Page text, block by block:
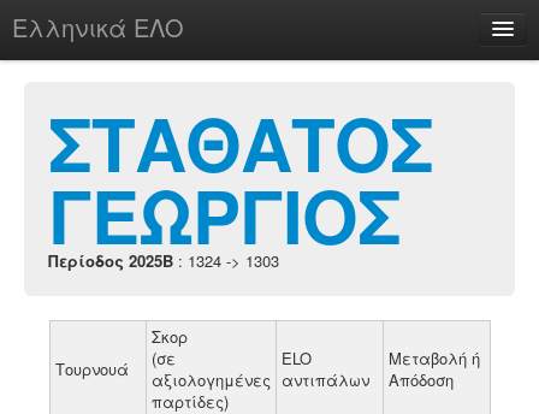
Ελληνικά ΕΛΟ
chesstu.be @ discord
Login
ΣΤΑΘΑΤΟΣ
ΓΕΩΡΓΙΟΣ
Περίοδος 2025B : 1324 -> 1303
Τουρνουά
Σκορ
(σε
αξιολογημένες
παρτίδες)
ELO
αντιπάλων
Μεταβολή ή
Απόδοση